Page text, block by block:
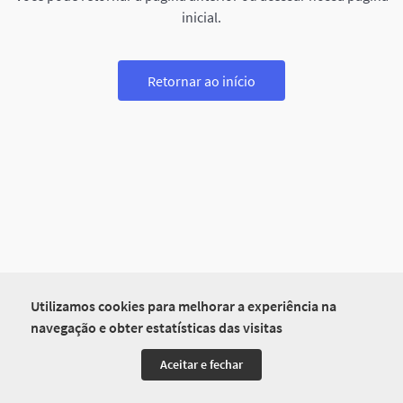
Utilizamos cookies para melhorar a experiência na
navegação e obter estatísticas das visitas
Aceitar e fechar
inicial.
Retornar ao início